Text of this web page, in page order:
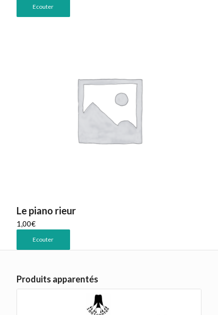
Ecouter
Le piano rieur
1,00€
Ecouter
Produits apparentés